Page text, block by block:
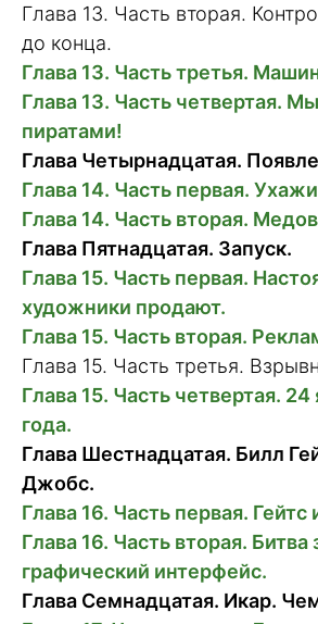
Глава 13. Часть вторая.
до конца.
Глава 13. Часть третья.
Глава 13. Часть четвертая.
пиратами!
Глава Четырнадцатая.
Глава 14. Часть первая.
Глава 14. Часть вторая.
Глава Пятнадцатая. Запуск.
Глава 15. Часть первая.
художники продают.
Глава 15. Часть вторая.
Глава 15. Часть третья.
Глава 15. Часть четвертая.
года.
Глава Шестнадцатая. Билл
Джобс.
Глава 16. Часть первая.
Глава 16. Часть вторая. Битва
графический интерфейс.
Глава Семнадцатая. Икар.